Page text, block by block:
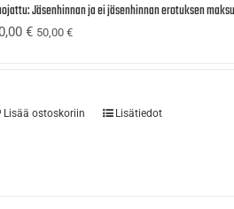
Jäsenhinnan ja ei jäsenhinnan erotuksen
€ 50,00€
Lisää ostoskoriin Lisätiedot